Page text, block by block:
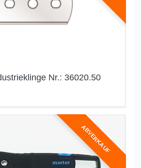
Nr.: 36020.50
ABVERKAUF